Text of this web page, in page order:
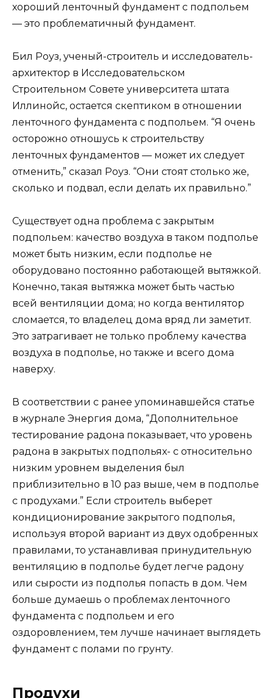
хороший ленточный фундамент с подпольем
— это проблематичный фундамент.
Бил Роуз, ученый-строитель и исследователь-
архитектор в Исследовательском
Строительном Совете университета штата
Иллинойс, остается скептиком в отношении
ленточного фундамента с подпольем. “Я очень
осторожно отношусь к строительству
ленточных фундаментов — может их следует
отменить,” сказал Роуз. “Они стоят столько же,
сколько и подвал, если делать их правильно.”
Существует одна проблема с закрытым
подпольем: качество воздуха в таком подполье
может быть низким, если подполье не
оборудовано постоянно работающей вытяжкой.
Конечно, такая вытяжка может быть частью
всей вентиляции дома; но когда вентилятор
сломается, то владелец дома вряд ли заметит.
Это затрагивает не только проблему качества
воздуха в подполье, но также и всего дома
наверху.
В соответствии с ранее упоминавшейся статье
в журнале Энергия дома, “Дополнительное
тестирование радона показывает, что уровень
радона в закрытых подпольях- с относительно
низким уровнем выделения был
приблизительно в 10 раз выше, чем в подполье
с продухами.” Если строитель выберет
кондиционирование закрытого подполья,
используя второй вариант из двух одобренных
правилами, то устанавливая принудительную
вентиляцию в подполье будет легче радону
или сырости из подполья попасть в дом. Чем
больше думаешь о проблемах ленточного
фундамента с подпольем и его
оздоровлением, тем лучше начинает выглядеть
фундамент с полами по грунту.
Продухи